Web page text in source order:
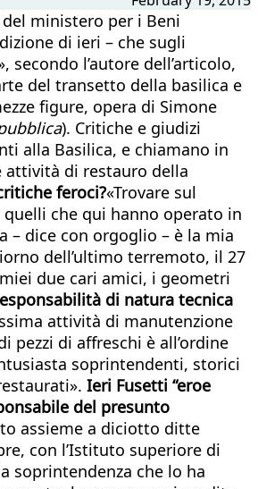
ministero per i Beni
di ieri – che sugli
l’autore dell’articolo,
del transetto della basilica e
figure, opera di Simone
). Critiche e giudizi
alla Basilica, e chiamano in
attività di restauro della
feroci?«Trovare sul
che qui hanno operato in
– dice con orgoglio – è la mia
dell’ultimo terremoto, il 27
due cari amici, i geometri
di natura tecnica
attività di manutenzione
di affreschi è all’ordine
soprintendenti, storici
Ieri Fusetti “eroe
del presunto
assieme a diciotto ditte
con l’Istituto superiore di
soprintendenza che lo ha